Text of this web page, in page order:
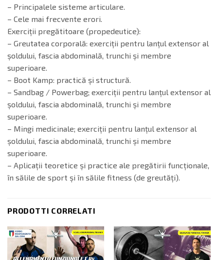
– Principalele sisteme articulare.
– Cele mai frecvente erori.
Exerciții pregătitoare (propedeutice):
– Greutatea corporală: exerciții pentru lanțul extensor al
șoldului, fascia abdominală, trunchi și membre
superioare.
– Boot Kamp: practică și structură.
– Sandbag / Powerbag; exerciții pentru lanțul extensor al
șoldului, fascia abdominală, trunchi și membre
superioare.
– Mingi medicinale; exerciții pentru lanțul extensor al
șoldului, fascia abdominală, trunchi și membre
superioare.
– Aplicații teoretice și practice ale pregătirii funcționale,
în sălile de sport și în sălile fitness (de greutăți).
PRODOTTI CORRELATI